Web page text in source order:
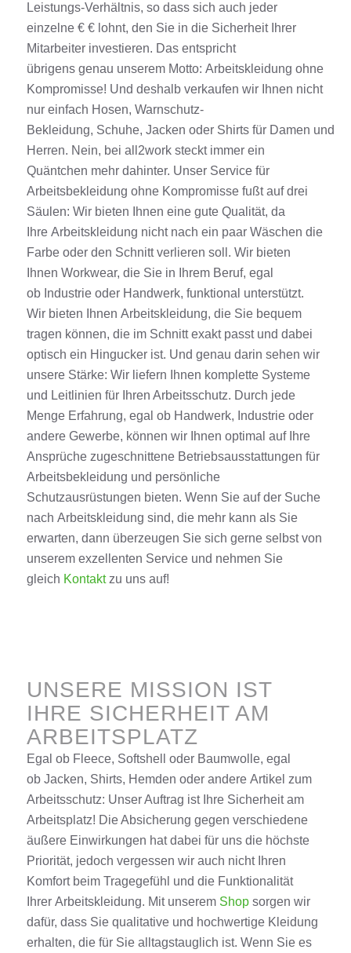
Leistungs-Verhältnis, so dass sich auch jeder
einzelne € €lohnt, den Sie in die Sicherheit Ihrer
Mitarbeiter investieren. Das entspricht
übrigensgenau unserem Motto: Arbeitskleidung ohne
Kompromisse! Und deshalb verkaufen wir Ihnen nicht
nur einfach Hosen, Warnschutz-
Bekleidung, Schuhe, Jacken oder Shirtsfür Damen und
Herren. Nein, bei all2work steckt immer ein
Quäntchen mehr dahinter. Unser Servicefür
Arbeitsbekleidung ohne Kompromisse fußt auf drei
Säulen: Wir bieten Ihnen eine gute Qualität, da
Ihre Arbeitskleidung nicht nach ein paar Wäschen die
Farbe oder den Schnitt verlieren soll. Wir bieten
Ihnen Workwear, die Sie in Ihrem Beruf, egal
ob Industrieoder Handwerk, funktional unterstützt.
Wir bieten Ihnen Arbeitskleidung, die Sie bequem
tragen können, die im Schnitt exakt passtund dabei
optisch ein Hingucker ist. Und genau darin sehen wir
unsere Stärke: Wir liefern Ihnen komplette Systeme
und Leitlinien für Ihren Arbeitsschutz. Durch jede
Menge Erfahrung, egal ob Handwerk, Industrieoder
andere Gewerbe, können wir Ihnen optimal auf Ihre
Ansprüche zugeschnittene Betriebsausstattungen für
Arbeitsbekleidung und persönliche
Schutzausrüstungen bieten. Wenn Sie auf der Suche
nach Arbeitskleidung sind, die mehr kann als Sie
erwarten, dann überzeugen Sie sich gerne selbst von
unserem exzellenten Serviceund nehmen Sie
gleich Kontaktzu uns auf!
UNSERE MISSION IST
IHRE SICHERHEIT AM
ARBEITSPLATZ
Egal ob Fleece, Softshell oder Baumwolle, egal
ob Jacken, Shirts, Hemden oder andere Artikel zum
Arbeitsschutz: Unser Auftrag ist Ihre Sicherheit am
Arbeitsplatz! Die Absicherung gegen verschiedene
äußere Einwirkungen hat dabei für uns die höchste
Priorität, jedoch vergessen wir auch nicht Ihren
Komfort beim Tragegefühl und die Funktionalität
Ihrer Arbeitskleidung. Mit unserem Shopsorgen wir
dafür, dass Sie qualitative und hochwertige Kleidung
erhalten, die für Sie alltagstauglich ist. Wenn Sie es